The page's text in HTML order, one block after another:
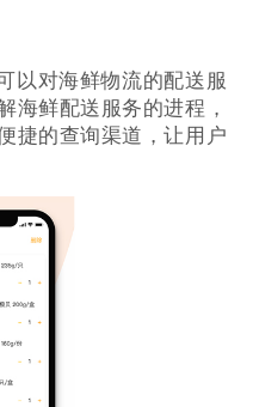
以对海鲜物流的配送服
海鲜配送服务的进程，
捷的查询渠道，让用户